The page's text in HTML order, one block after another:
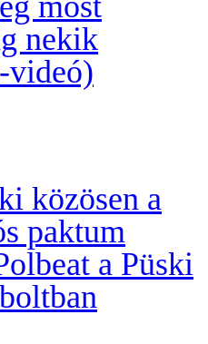
nekik
videó)
közösen a
paktum
a Püski